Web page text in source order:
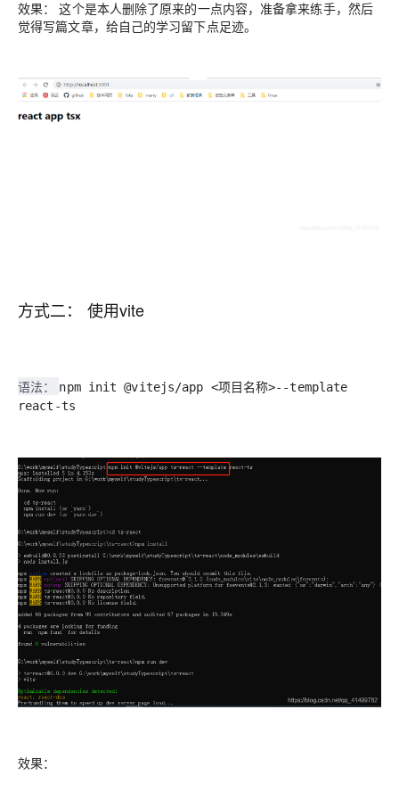
效果：
这个是本人删除了原来的一点内容，准备拿来练手，然后
觉得写篇文章，给自己的学习留下点足迹。
方式二： 使用vite
语法：
npm init @vitejs/app <项目名称>--template
react-ts
效果：